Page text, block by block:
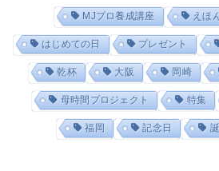
MJプロ養成講座 えほ
はじめての日 プレゼント
乾杯 大阪 岡崎
母時間プロジェクト 特集
福岡 記念日